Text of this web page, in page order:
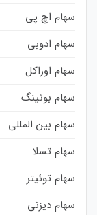
سهام اچ پی
سهام ادوبی
سهام اوراکل
سهام بوئینگ
سهام بین المللی
سهام تسلا
سهام توئیتر
سهام دیزنی